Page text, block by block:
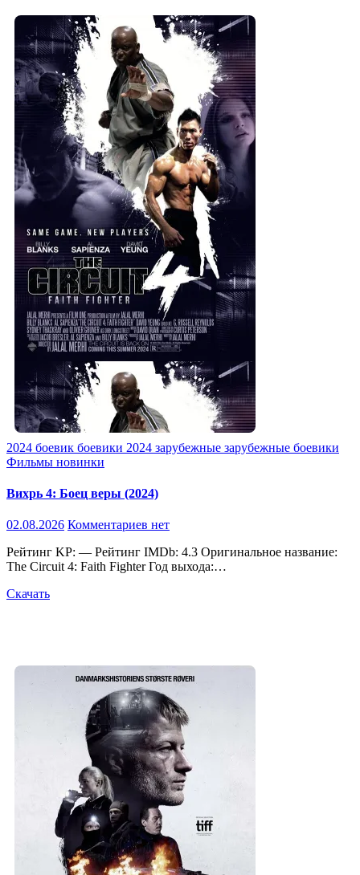
2024 боевик боевики 2024 зарубежные зарубежные боевики
Фильмы новинки
Вихрь 4: Боец веры (2024)
02.08.2026 Комментариев нет
Рейтинг KP: — Рейтинг IMDb: 4.3 Оригинальное название:
The Circuit 4: Faith Fighter Год выхода:…
Скачать